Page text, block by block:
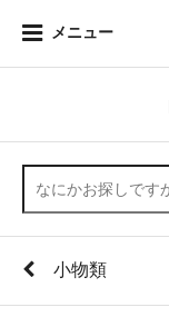
メニュー
小物類